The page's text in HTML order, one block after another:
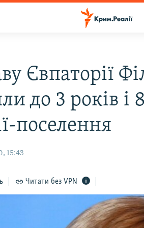
Євпаторії
до 3 років і
поселення
15:43
Читати без VPN